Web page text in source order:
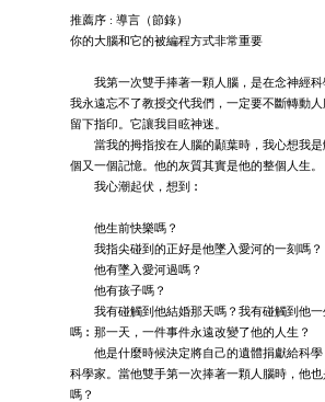
推薦序 : 導言（節錄）
你的大腦和它的被編程方式非常重要
我第一次雙手捧著一顆人腦，是在念神經科
我永遠忘不了教授交代我們，一定要不斷轉動
留下指印。它讓我目眩神迷。
當我的拇指按在人腦的顳葉時，我心想我是
個又一個記憶。他的灰質其實是他的整個人生。
我心潮起伏，想到︰
他生前快樂嗎？
我指尖碰到的正好是他墜入愛河的一刻嗎？
他有墜入愛河過嗎？
他有孩子嗎？
我有碰觸到他結婚那天嗎？我有碰觸到他一
嗎︰那一天，一件事件永遠改變了他的人生？
他是什麼時候決定將自己的遺體捐獻給科學
科學家。當他雙手第一次捧著一顆人腦時，他
嗎？